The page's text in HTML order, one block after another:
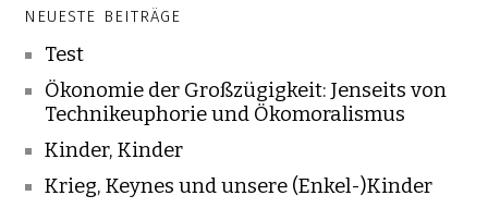
NEUESTE BEITRÄGE
Test
Ökonomie der Großzügigkeit: Jenseits von
Technikeuphorie und Ökomoralismus
Kinder, Kinder
Krieg, Keynes und unsere (Enkel-)Kinder